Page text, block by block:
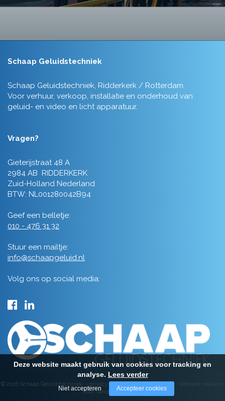
Schaap Geluidstechniek
Schaap Geluidstechniek, Ridderkerk / Rotterdam.
Voor verhuur, verkoop, installatie en onderhoud van
geluid- en video en licht apparatuur.
Vragen?
Gieterijstraat 48 A
2984 AB RIDDERKERK
Zuid-Holland Nederland
BTW: NL001280042B94
Geef een belletje:
010 - 476 31 32
Stuur een mailtje:
info@schaapgeluid.nl
Volg ons op social media:
© 2026 Schaap Geluidstechniek - privacy - algemene voorwaarden- Website realisatie
door Vanderperk Groep
Deze website maakt gebruik van cookies voor tracking en
analyse. Lees verder
Niet accepteren Accepteer cookies